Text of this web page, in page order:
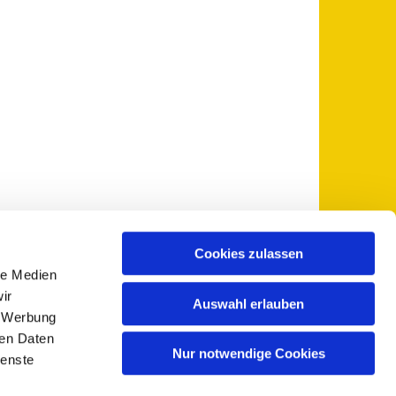
Medien
Daten
Cookies zulassen
Auswahl erlauben
Nur notwendige Cookies
0 pfarramt@sankt-otto.de